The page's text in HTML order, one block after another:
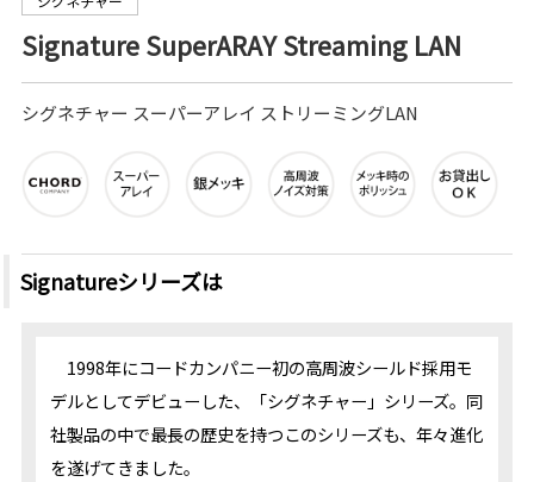
Signature SuperARAY Streaming LAN
シグネチャー スーパーアレイ ストリーミングLAN
Signatureシリーズは
1998年にコードカンパニー初の高周波シールド採用モ
デルとしてデビューした、「シグネチャー」シリーズ。同
社製品の中で最長の歴史を持つこのシリーズも、年々進化
を遂げてきました。